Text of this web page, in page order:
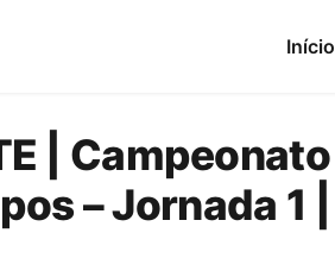
Início
| Campeonato
– Jornada 1 |